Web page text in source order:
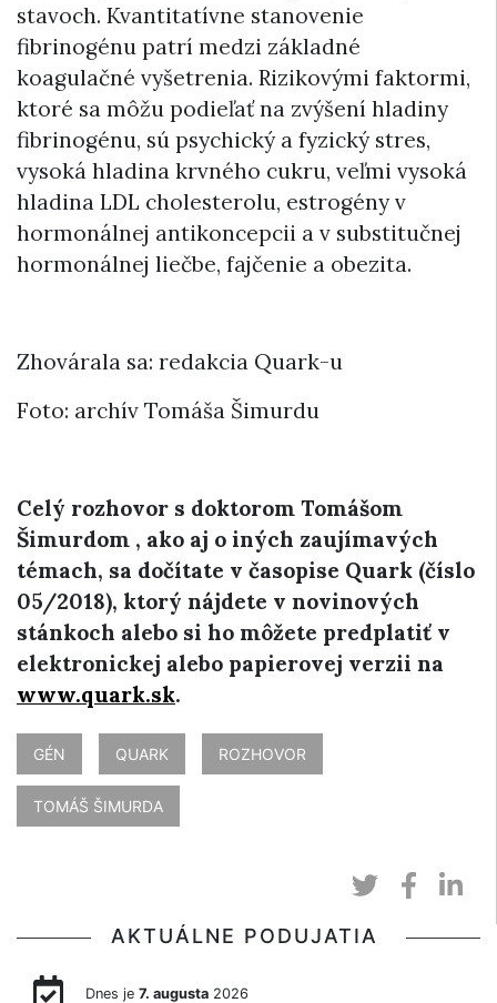
stavoch. Kvantitatívne stanovenie
fibrinogénu patrí medzi základné
koagulačné vyšetrenia. Rizikovými faktormi,
ktoré sa môžu podieľať na zvýšení hladiny
fibrinogénu, sú psychický a fyzický stres,
vysoká hladina krvného cukru, veľmi vysoká
hladina LDL cholesterolu, estrogény v
hormonálnej antikoncepcii a v substitučnej
hormonálnej liečbe, fajčenie a obezita.
Zhovárala sa: redakcia Quark-u
Foto: archív Tomáša Šimurdu
Celý rozhovor s doktorom Tomášom
Šimurdom , ako aj o iných zaujímavých
témach, sa dočítate v časopise Quark (číslo
05/2018), ktorý nájdete v novinových
stánkoch alebo si ho môžete predplatiť v
elektronickej alebo papierovej verzii na
www.quark.sk.
GÉN QUARK ROZHOVOR
TOMÁŠ ŠIMURDA
AKTUÁLNE PODUJATIA
Dnes je 7. augusta2026